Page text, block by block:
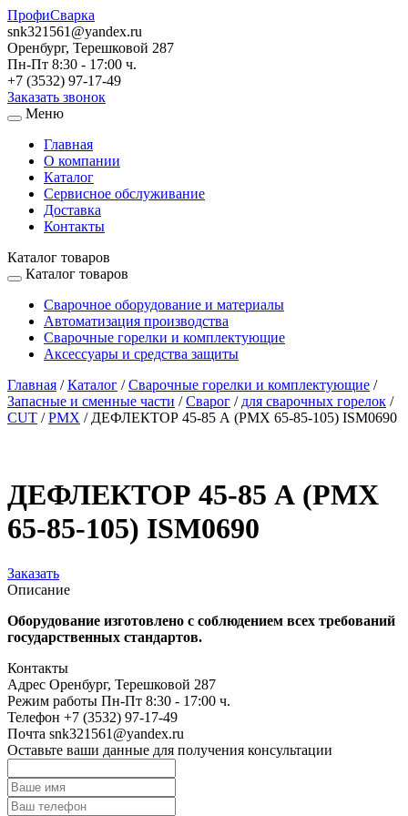
ПрофиСварка
snk321561@yandex.ru
Оренбург, Терешковой 287
Пн-Пт 8:30 - 17:00 ч.
+7 (3532) 97-17-49
Заказать звонок
Меню
Главная
О компании
Каталог
Сервисное обслуживание
Доставка
Контакты
Каталог товаров
Каталог товаров
Сварочное оборудование и материалы
Автоматизация производства
Сварочные горелки и комплектующие
Аксессуары и средства защиты
Главная /Каталог /Сварочные горелки и комплектующие /
Запасные и сменные части /Сварог / для сварочных горелок /
CUT /PMX / ДЕФЛЕКТОР 45-85 А (PMX 65-85-105) ISM0690
ДЕФЛЕКТОР 45-85 А (PMX
65-85-105) ISM0690
Заказать
Описание
Оборудование изготовлено с соблюдением всех требований
государственных стандартов.
Контакты
Адрес Оренбург, Терешковой 287
Режим работы Пн-Пт 8:30 - 17:00 ч.
Телефон +7 (3532) 97-17-49
Почта snk321561@yandex.ru
Оставьте ваши данные для получения консультации